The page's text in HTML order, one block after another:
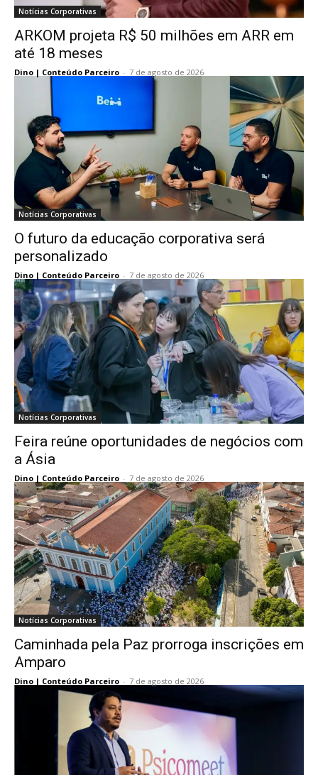
Notícias Corporativas
ARKOM projeta R$ 50 milhões em ARR em
até 18 meses
Dino | Conteúdo Parceiro - 7 de agosto de 2026
Notícias Corporativas
O futuro da educação corporativa será
personalizado
Dino | Conteúdo Parceiro - 7 de agosto de 2026
Notícias Corporativas
Feira reúne oportunidades de negócios com
a Ásia
Dino | Conteúdo Parceiro - 7 de agosto de 2026
Notícias Corporativas
Caminhada pela Paz prorroga inscrições em
Amparo
Dino | Conteúdo Parceiro - 7 de agosto de 2026